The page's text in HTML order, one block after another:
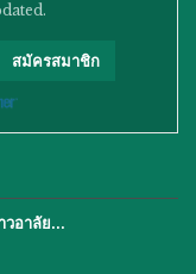
สมัครสมาชิก
วอาลัย…